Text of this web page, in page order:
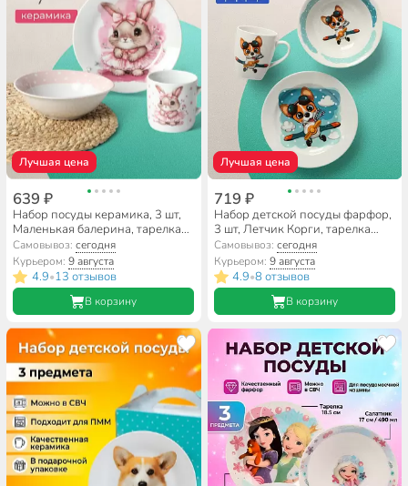
Лучшая цена
639 ₽
Набор посуды керамика, 3 шт,
Маленькая балерина, тарелка
17.5 см, салатник 15 см, кружка
230 мл, Daniks, C1009
Самовывоз:сегодня
Курьером:9 августа
4.9•13 отзывов
В корзину
Лучшая цена
719 ₽
Набор детской посуды фарфор,
3 шт, Летчик Корги, тарелка
17.5 см, салатник 360 мл,
кружка 210 мл, Daniks
Самовывоз: сегодня
Курьером: 9 августа
4.9•8 отзывов
В корзину